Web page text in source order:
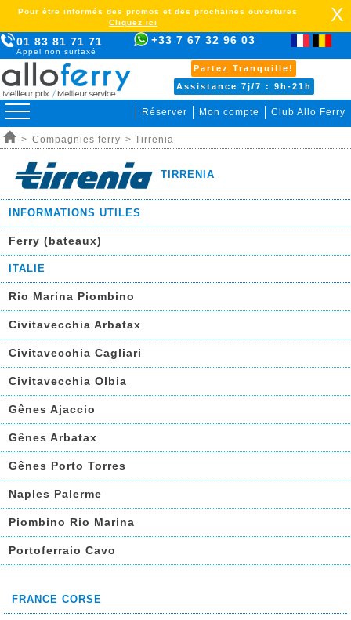
01 83 81 71 71
Appel non surtaxé
+33 7 67 32 96 03
Partez Tranquille!
Assistance 7j/7 : 9h-21h
Réserver Mon compte Club Allo Ferry
Pour être informés des promos et des prochaines ouvertures
Cliquez ici
X
> Compagnies ferry > Tirrenia
TIRRENIA
INFORMATIONS UTILES
Ferry (bateaux)
ITALIE
Rio Marina Piombino
Civitavecchia Arbatax
Civitavecchia Cagliari
Civitavecchia Olbia
Gênes Ajaccio
Gênes Arbatax
Gênes Porto Torres
Naples Palerme
Piombino Rio Marina
Portoferraio Cavo
FRANCE CORSE